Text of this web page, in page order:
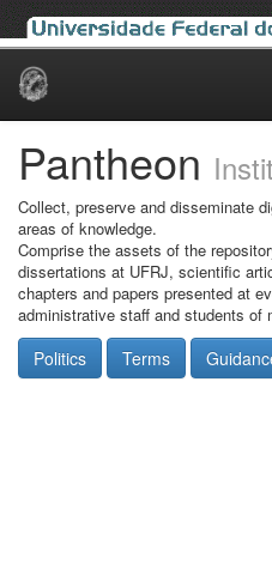
Skip
Pantheon
Collect, preserve and disseminate
areas of knowledge.
Comprise the assets of the
dissertations at UFRJ, scientific
chapters and papers presented at
administrative staff and students of
Politics Terms